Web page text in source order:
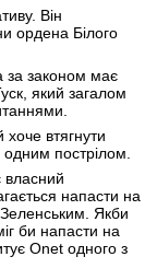
Він
ордена Білого
за законом має
який загалом
хоче втягнути
пострілом.
власний
напасти на
Зеленським. Якби
би напасти на
Onet одного з